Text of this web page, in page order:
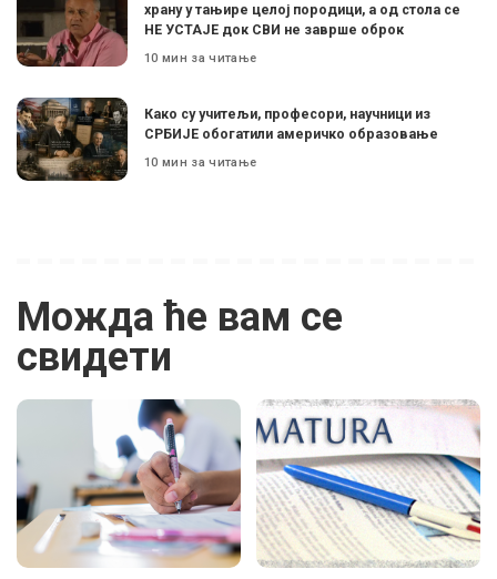
храну у тањире целој породици, а од стола се
НЕ УСТАЈЕ док СВИ не заврше оброк
10 мин за читање
Како су учитељи, професори, научници из
СРБИЈЕ обогатили америчко образовање
10 мин за читање
Можда ће вам се
свидети